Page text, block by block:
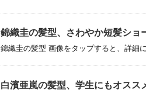
錦織圭の髪型、さわやか短髪ショ
錦織圭の髪型 画像をタップすると、詳細
白濱亜嵐の髪型、学生にもオスス